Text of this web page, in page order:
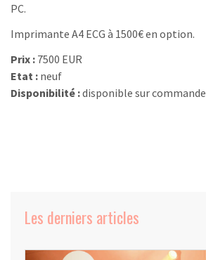
PC.
Imprimante A4 ECG à 1500€ en option.
Prix : 7500 EUR
Etat : neuf
Disponibilité :disponible sur commande
Les derniers articles